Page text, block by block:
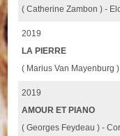
( Catherine Zambon ) -
2019
LA PIERRE
( Marius Van Mayenburg
2019
AMOUR ET PIANO
( Georges Feydeau ) -